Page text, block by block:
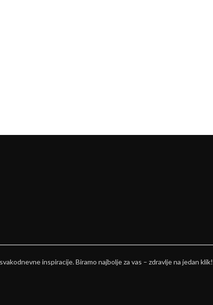
inspiracije. Biramo najbolje za vas – zdravlje na jedan klik!